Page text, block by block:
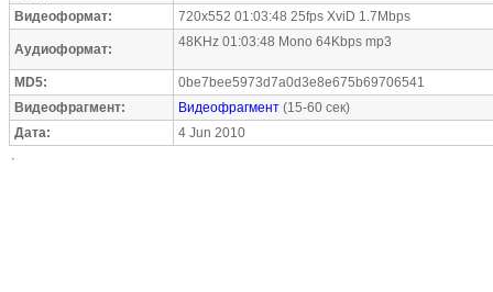
Видеоформат:
720x552 01:03:48 25fps XviD 1.7Mbps
Аудиоформат: 48KHz 01:03:48 Mono 64Kbps mp3
MD5:
0be7bee5973d7a0d3e8e675b69706541
Видеофрагмент:
Видеофрагмент (15-60 сек)
Дата:
4 Jun 2010